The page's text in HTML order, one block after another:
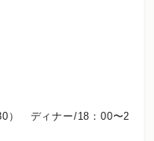
） ディナー/18：00〜2